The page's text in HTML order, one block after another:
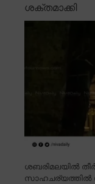
ശക്തമാക്കി
ശബരിമലയിൽ
സാഹചര്യത്തിൽ